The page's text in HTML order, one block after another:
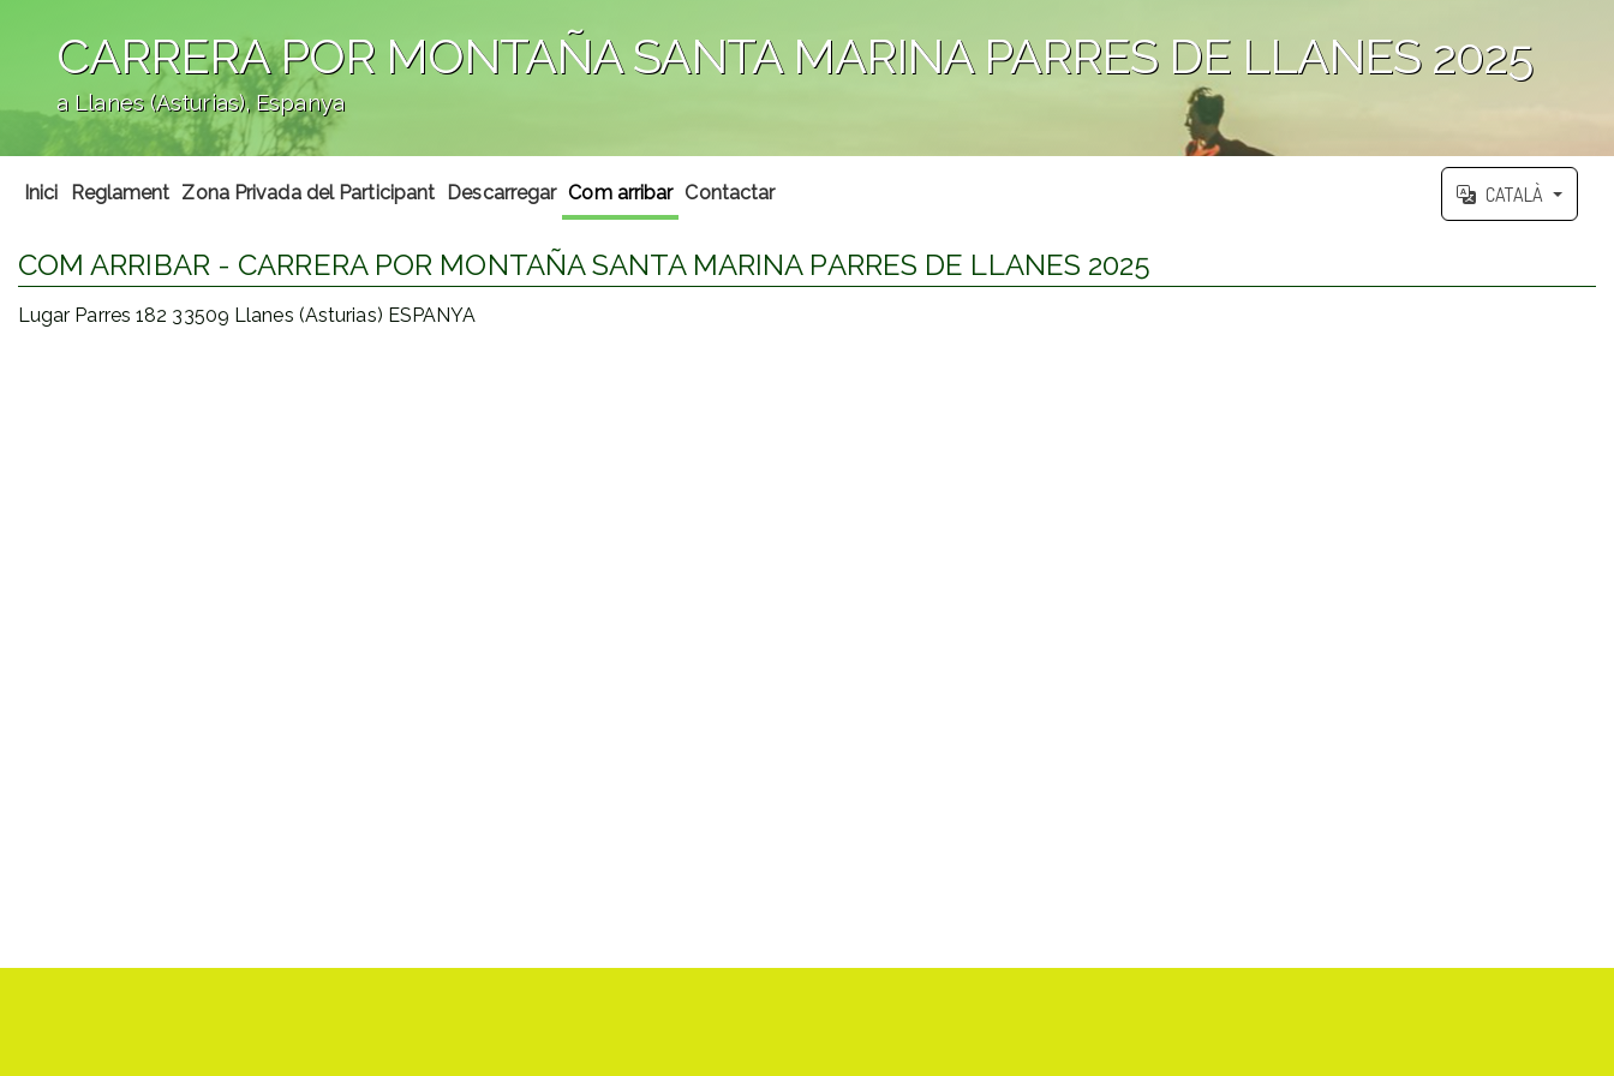
CARRERA POR MONTAÑA SANTA MARINA PARRES DE LLANES 2025
a Llanes (Asturias), Espanya
Inici Reglament Zona Privada del Participant Descarregar Com arribar Contactar CATALÀ
COM ARRIBAR - CARRERA POR MONTAÑA SANTA MARINA PARRES DE LLANES 2025
Lugar Parres 182 33509 Llanes (Asturias) ESPANYA